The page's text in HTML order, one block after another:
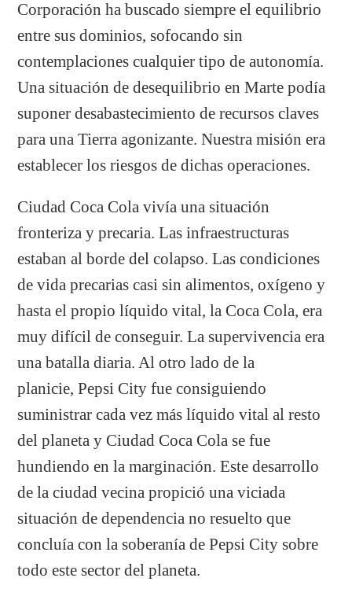
Corporación ha buscado siempre el equilibrio
entre sus dominios, sofocando sin
contemplaciones cualquier tipo de autonomía.
Una situación de desequilibrio en Marte podía
suponer desabastecimiento de recursos claves
para una Tierra agonizante. Nuestra misión era
establecer los riesgos de dichas operaciones.
Ciudad Coca Cola vivía una situación
fronteriza y precaria. Las infraestructuras
estaban al borde del colapso. Las condiciones
de vida precarias casi sin alimentos, oxígeno y
hasta el propio líquido vital, la Coca Cola, era
muy difícil de conseguir. La supervivencia era
una batalla diaria. Al otro lado de la
planicie, Pepsi City fue consiguiendo
suministrar cada vez más líquido vital al resto
del planeta y Ciudad Coca Cola se fue
hundiendo en la marginación. Este desarrollo
de la ciudad vecina propició una viciada
situación de dependencia no resuelto que
concluía con la soberanía de Pepsi City sobre
todo este sector del planeta.